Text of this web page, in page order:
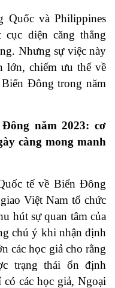
Quốc và Philippines
diện căng thẳng
Nhưng sự việc này
lớn, chiếm ưu thế về
Đông trong năm
năm 2023: cơ
càng mong manh
tế về Biển Đông
Việt Nam tổ chức
hút sự quan tâm của
chú ý khi nhận định
các học giả cho rằng
trạng thái ổn định
các học giả, Ngoại